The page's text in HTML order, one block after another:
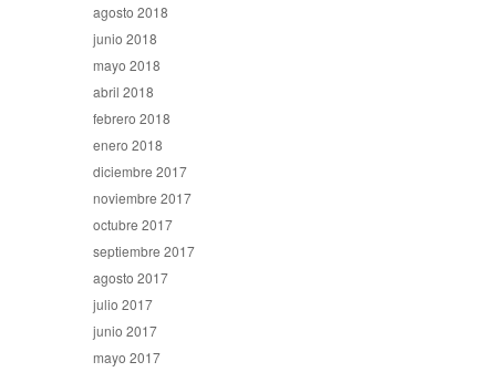
agosto 2018
junio 2018
mayo 2018
abril 2018
febrero 2018
enero 2018
diciembre 2017
noviembre 2017
octubre 2017
septiembre 2017
agosto 2017
julio 2017
junio 2017
mayo 2017